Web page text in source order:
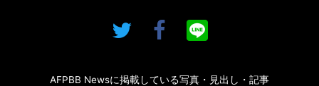
AFPBB Newsに掲載している写真・見出し・記事